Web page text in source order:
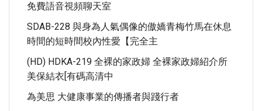
免費語音視頻聊天室
SDAB-228 與身為人氣偶像的傲嬌青梅竹馬在休息
時間的短時間校內性愛【完全主
(HD) HDKA-219 全裸的家政婦 全裸家政婦紹介所
美保結衣[有碼高清中
為美思 大健康事業的傳播者與踐行者